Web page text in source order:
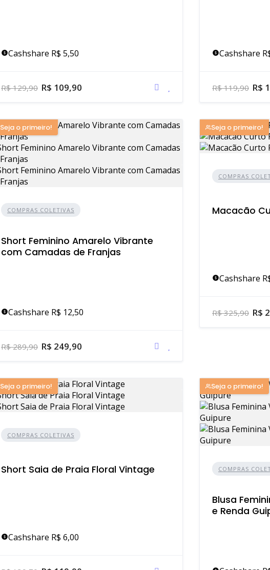
Cashshare R$ 5,50
R$ 129,90 R$ 109,90
Cashshare
R$ 119,90 R$
Seja o primeiro!
COMPRAS COLETIVAS
Short Feminino Amarelo Vibrante
com Camadas de Franjas
Cashshare R$ 12,50
R$ 289,90 R$ 249,90
Seja o primeiro!
COMPRAS
Macacão
Cashshare
R$ 325,90 R$
Seja o primeiro!
COMPRAS COLETIVAS
Short Saia de Praia Floral Vintage
Cashshare R$ 6,00
Seja o primeiro!
COMPRAS
Blusa
e Renda